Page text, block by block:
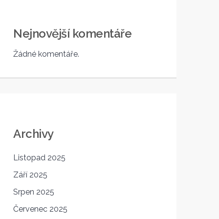
Nejnovější komentáře
Žádné komentáře.
Archivy
Listopad 2025
Září 2025
Srpen 2025
Červenec 2025